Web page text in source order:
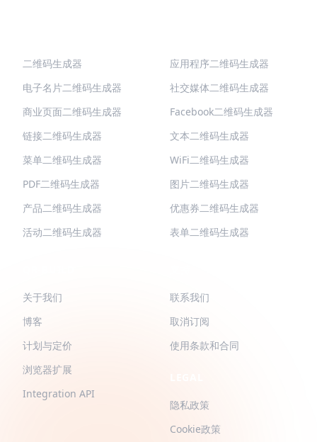
二维码生成器
电子名片二维码生成器
商业页面二维码生成器
链接二维码生成器
菜单二维码生成器
PDF二维码生成器
产品二维码生成器
活动二维码生成器
应用程序二维码生成器
社交媒体二维码生成器
Facebook二维码生成器
文本二维码生成器
WiFi二维码生成器
图片二维码生成器
优惠券二维码生成器
表单二维码生成器
关于我们
博客
计划与定价
浏览器扩展
Integration API
联系我们
取消订阅
使用条款和合同
隐私政策
Cookie政策